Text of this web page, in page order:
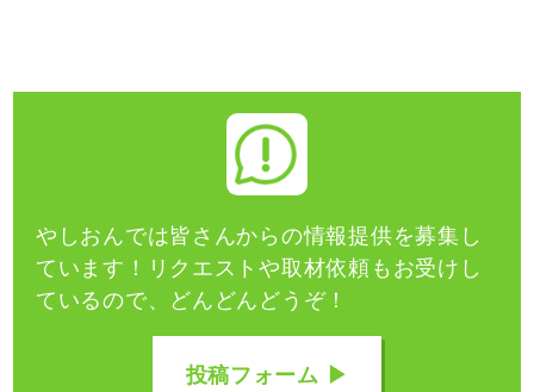
やしおんでは皆さんからの情報提供を募集し
ています！ リクエストや取材依頼もお受けし
ているので、どんどんどうぞ！
投稿フォーム ▶